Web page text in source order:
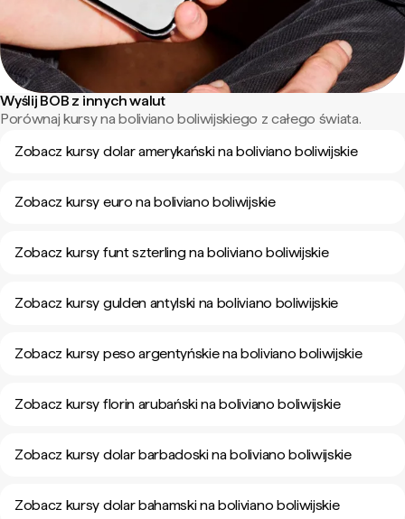
Wyślij BOB z innych walut
Porównaj kursy na boliviano boliwijskiego z całego świata.
Zobacz kursy dolar amerykański na boliviano boliwijskie
Zobacz kursy euro na boliviano boliwijskie
Zobacz kursy funt szterling na boliviano boliwijskie
Zobacz kursy gulden antylski na boliviano boliwijskie
Zobacz kursy peso argentyńskie na boliviano boliwijskie
Zobacz kursy florin arubański na boliviano boliwijskie
Zobacz kursy dolar barbadoski na boliviano boliwijskie
Zobacz kursy dolar bahamski na boliviano boliwijskie